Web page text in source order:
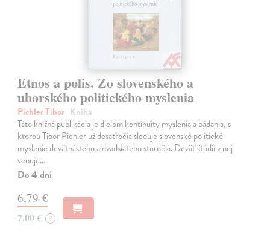
Etnos a polis. Zo slovenského a
uhorského politického myslenia
Pichler Tibor| Kniha
Táto knižná publikácia je dielom kontinuity myslenia a bádania, s
ktorou Tibor Pichler už desaťročia sleduje slovenské politické
myslenie devätnásteho a dvadsiateho storočia. Deväť štúdií v nej
venuje…
Do 4 dní
6,79 €
7,00 € ?